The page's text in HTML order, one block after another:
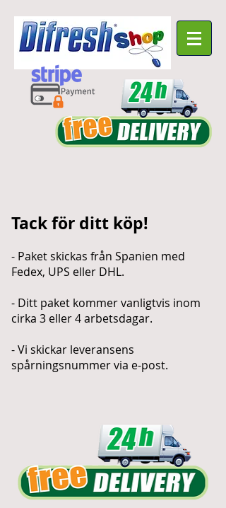
Tack för ditt köp!
- Paket skickas från Spanien med
Fedex, UPS eller DHL.
- Ditt paket kommer vanligtvis inom
cirka 3 eller 4 arbetsdagar.
- Vi skickar leveransens
spårningsnummer via e-post.